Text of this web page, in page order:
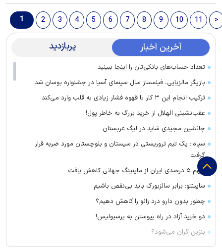
1 2 3 4 5 6 7 8 9 10 11 >
آخرین اخبار پربازدید
تعداد حساب‌های بانکی‌تان را اینجا ببینید
بازیگر مالزیایی، فیلمساز سال سینمای آسیا در جشنواره بوسان شد
ترکیب انجام این ۳ کار با قهوه فشار زیادی به قلب وارد می‌کند
عقب‌نشینی الهلال از خرید بزرگ به خاطر پول!
جانشین مجیدی شاید در لیگ عربستان
سپاه:: یک تیم تروریستی در سیستان و بلوچستان مورد ضربه قرار
گرفت
سهم ۵ درصدی ایران از ماینینگ جهانی کاهش یافت
ساپینتو: برابر سالزبورگ باید بی‌نقص باشیم
چطور بدون دارو درد زانو را کاهش دهیم؟
دو خرید آزاد در راه پیوستن به پرسپولیس!
بنزین گران می‌شود؟